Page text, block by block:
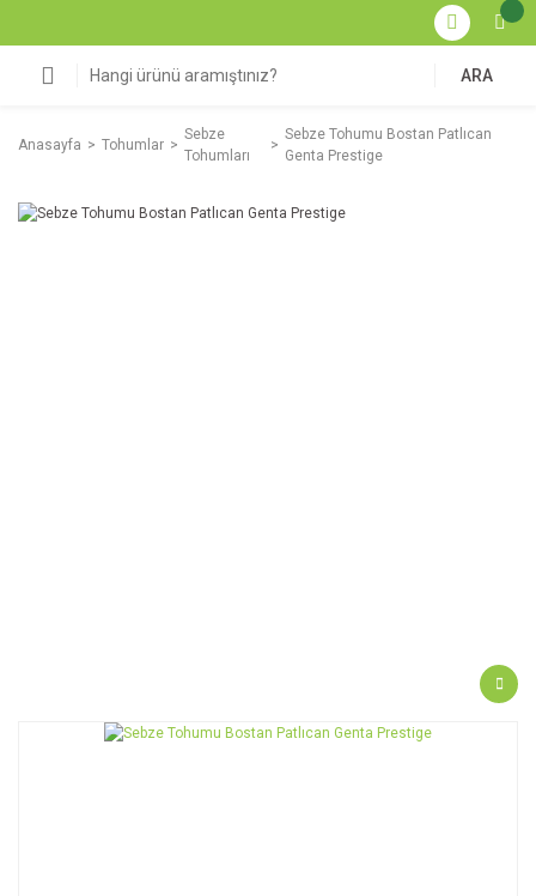
ARA
Anasayfa Tohumlar
Sebze
Tohumları
Sebze Tohumu Bostan Patlıcan
Genta Prestige